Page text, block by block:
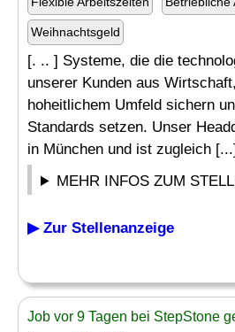
Weihnachtsgeld
[. .. ] Systeme, die die
unserer Kunden aus
hoheitlichem Umfeld sichern
Standards setzen. Unser
in München und ist zugleich
MEHR INFOS ZUM
▶ Zur Stellenanzeige
Job vor 9 Tagen bei StepStone